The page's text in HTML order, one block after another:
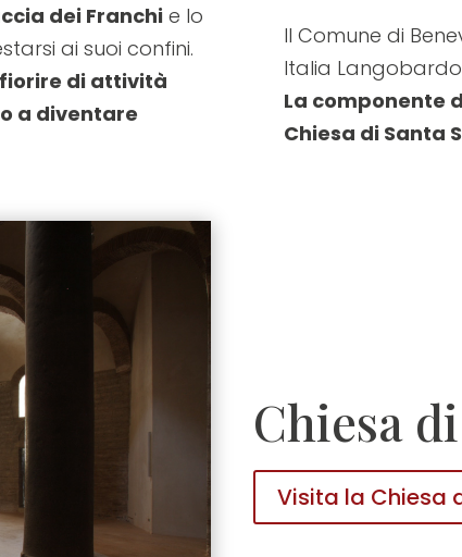
dei Franchie lo
ai suoi confini.
di attività
a diventare
Il Comune di
Italia
La componente
Chiesa di Santa
Chiesa
Visita la Chiesa